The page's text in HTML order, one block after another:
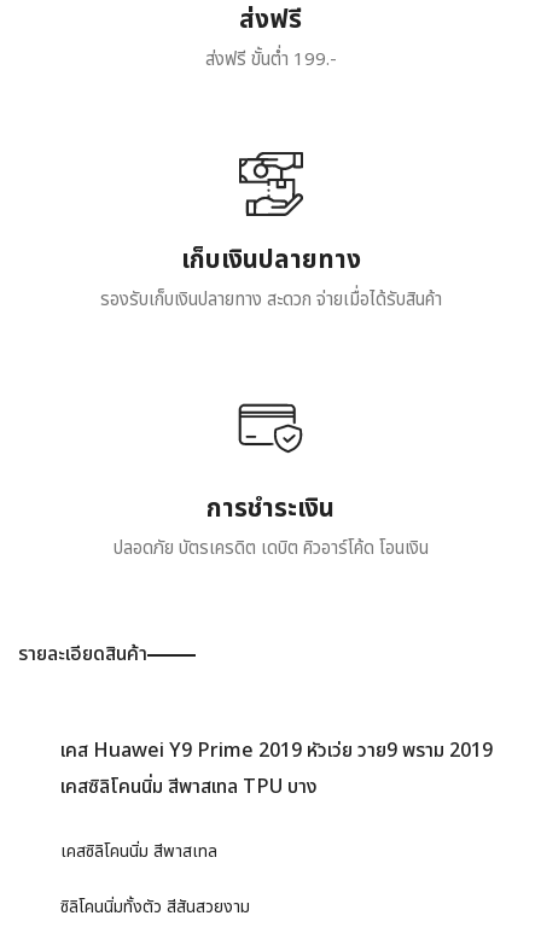
ส่งฟรี
ส่งฟรี ขั้นต่ำ 199.-
เก็บเงินปลายทาง
รองรับเก็บเงินปลายทาง สะดวก จ่ายเมื่อได้รับสินค้า
การชำระเงิน
ปลอดภัย บัตรเครดิต เดบิต คิวอาร์โค้ด โอนเงิน
รายละเอียดสินค้า
เคส Huawei Y9 Prime 2019 หัวเว่ย วาย9 พราม 2019
เคสซิลิโคนนิ่ม สีพาสเทล TPU บาง
เคสซิลิโคนนิ่ม สีพาสเทล
ซิลิโคนนิ่มทั้งตัว สีสันสวยงาม